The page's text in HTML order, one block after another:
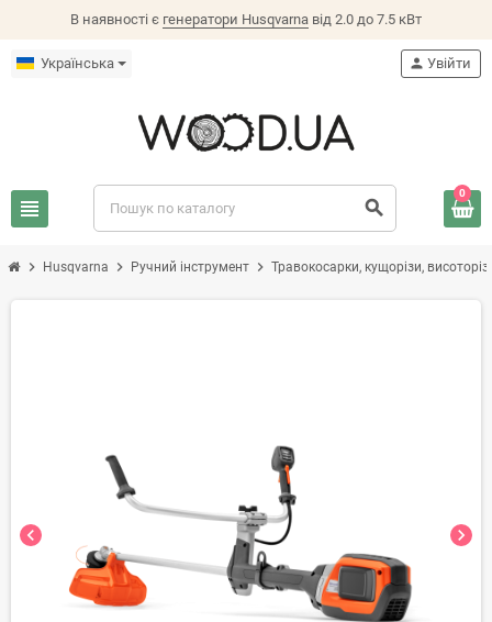
В наявності є генератори Husqvarna від 2.0 до 7.5 кВт
Українська
view_headline search
person Увійти
0
chevron_right Husqvarna chevron_right Ручний інструмент chevron_right Травокосарки, кущорізи,
chevron_left chevron_right